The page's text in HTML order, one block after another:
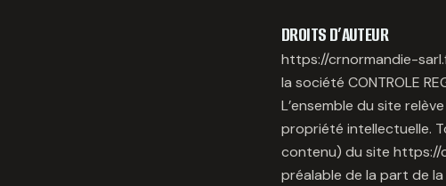
DROITS D’AUTEUR
https://crnormandie-
la société CONTROLE
L’ensemble du site
propriété intellectuelle.
contenu) du site
préalable de la part de la